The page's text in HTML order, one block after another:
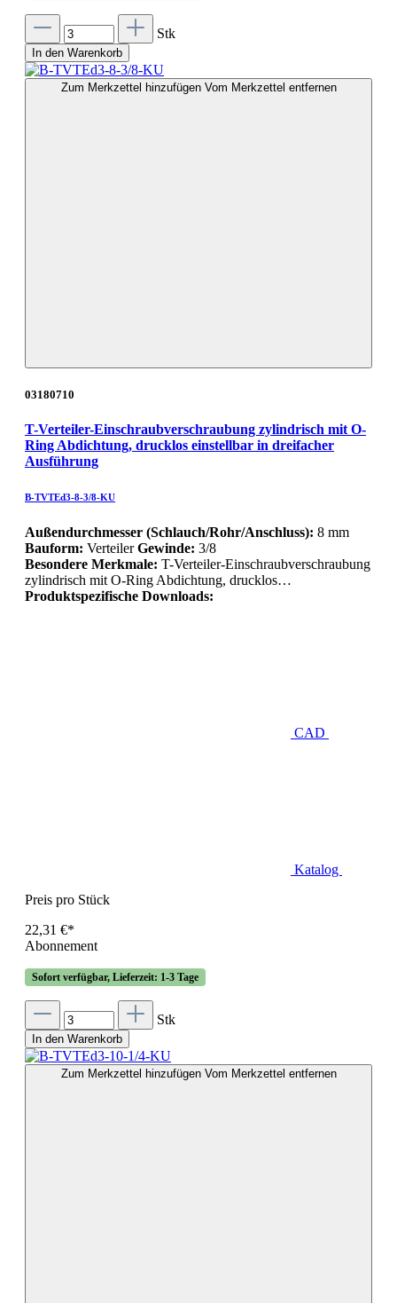
Stk
In den Warenkorb
Zum Merkzettel hinzufügen Vom Merkzettel entfernen
03180710
T-Verteiler-Einschraubverschraubung zylindrisch mit O-
Ring Abdichtung, drucklos einstellbar in dreifacher
Ausführung
B-TVTEd3-8-3/8-KU
Außendurchmesser (Schlauch/Rohr/Anschluss): 8 mm
Bauform: VerteilerGewinde: 3/8
Besondere Merkmale: T-Verteiler-Einschraubverschraubung
zylindrisch mit O-Ring Abdichtung, drucklos…
Produktspezifische Downloads:
CAD
Katalog
Preis pro Stück
22,31 €*
Abonnement
Sofort verfügbar, Lieferzeit: 1-3 Tage
Stk
In den Warenkorb
Zum Merkzettel hinzufügen Vom Merkzettel entfernen